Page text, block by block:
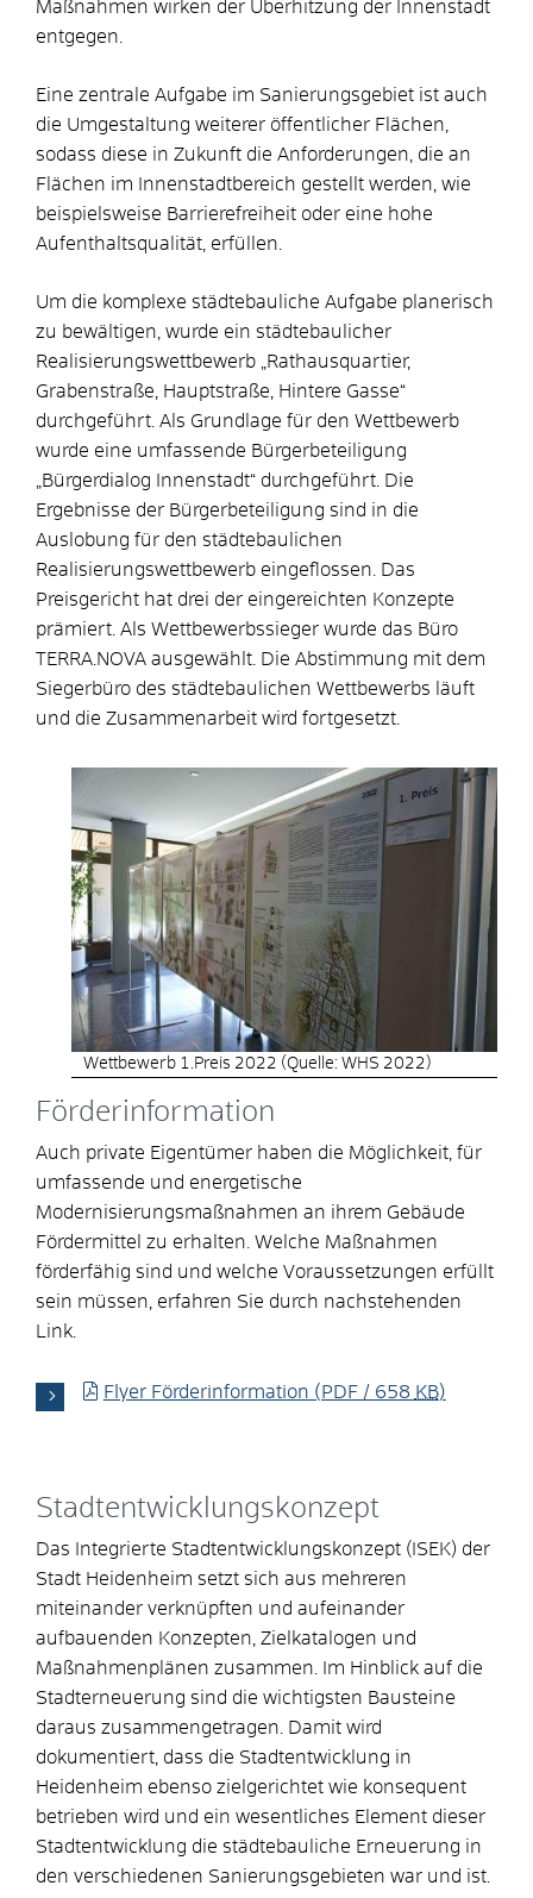
Maßnahmen wirken der Überhitzung der Innenstadt
entgegen.
Eine zentrale Aufgabe im Sanierungsgebiet ist auch
die Umgestaltung weiterer öffentlicher Flächen,
sodass diese in Zukunft die Anforderungen, die an
Flächen im Innenstadtbereich gestellt werden, wie
beispielsweise Barrierefreiheit oder eine hohe
Aufenthaltsqualität, erfüllen.
Um die komplexe städtebauliche Aufgabe planerisch
zu bewältigen, wurde ein städtebaulicher
Realisierungswettbewerb „Rathausquartier,
Grabenstraße, Hauptstraße, Hintere Gasse“
durchgeführt. Als Grundlage für den Wettbewerb
wurde eine umfassende Bürgerbeteiligung
„Bürgerdialog Innenstadt“ durchgeführt. Die
Ergebnisse der Bürgerbeteiligung sind in die
Auslobung für den städtebaulichen
Realisierungswettbewerb eingeflossen. Das
Preisgericht hat drei der eingereichten Konzepte
prämiert. Als Wettbewerbssieger wurde das Büro
TERRA.NOVA ausgewählt. Die Abstimmung mit dem
Siegerbüro des städtebaulichen Wettbewerbs läuft
und die Zusammenarbeit wird fortgesetzt.
Wettbewerb 1.Preis 2022 (Quelle: WHS 2022)
Förderinformation
Auch private Eigentümer haben die Möglichkeit, für
umfassende und energetische
Modernisierungsmaßnahmen an ihrem Gebäude
Fördermittel zu erhalten. Welche Maßnahmen
förderfähig sind und welche Voraussetzungen erfüllt
sein müssen, erfahren Sie durch nachstehenden
Link.
Flyer Förderinformation (PDF / 658 KB)
Stadtentwicklungskonzept
Das Integrierte Stadtentwicklungskonzept (ISEK) der
Stadt Heidenheim setzt sich aus mehreren
miteinander verknüpften und aufeinander
aufbauenden Konzepten, Zielkatalogen und
Maßnahmenplänen zusammen. Im Hinblick auf die
Stadterneuerung sind die wichtigsten Bausteine
daraus zusammengetragen. Damit wird
dokumentiert, dass die Stadtentwicklung in
Heidenheim ebenso zielgerichtet wie konsequent
betrieben wird und ein wesentliches Element dieser
Stadtentwicklung die städtebauliche Erneuerung in
den verschiedenen Sanierungsgebieten war und ist.